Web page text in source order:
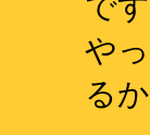
や
る